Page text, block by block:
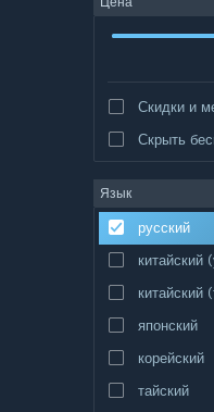
Скидки и
Скрыть
Язык
русский
китайский
китайский
японский
корейский
тайский